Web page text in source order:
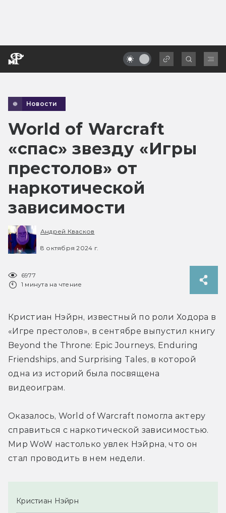
Новости
World of Warcraft
«спас» звезду «Игры
престолов» от
наркотической
зависимости
Андрей Квасков
8 октября 2024 г.
6977
1 минута на чтение
«Игре престолов»
Beyond the Throne: Epic Journeys, Enduring
Friendships, and Surprising Tales, в которой
одна из историй была посвящена
видеоиграм.
Оказалось, World of Warcraft помогла актеру
справиться с наркотической зависимостью.
Мир WoW настолько увлек Нэйрна, что он
стал проводить в нем недели.
Кристиан Нэйрн